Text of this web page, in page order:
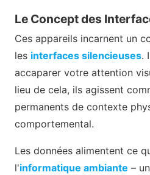
Le Concept des
Ces appareils incarnent un
les interfaces silencieuses.
accaparer votre attention
lieu de cela, ils agissent
permanents de contexte
comportemental.
Les données alimentent ce
l'informatique ambiante –